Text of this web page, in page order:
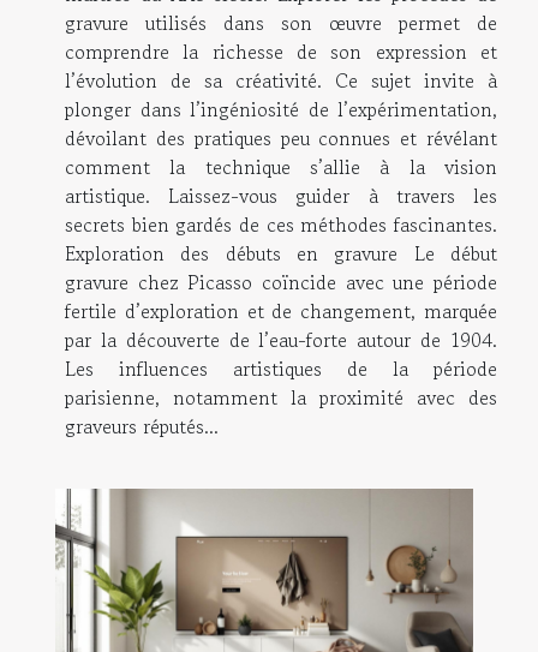
gravure utilisés dans son œuvre permet de
comprendre la richesse de son expression et
l’évolution de sa créativité. Ce sujet invite à
plonger dans l’ingéniosité de l’expérimentation,
dévoilant des pratiques peu connues et révélant
comment la technique s’allie à la vision
artistique. Laissez-vous guider à travers les
secrets bien gardés de ces méthodes fascinantes.
Exploration des débuts en gravure Le début
gravure chez Picasso coïncide avec une période
fertile d’exploration et de changement, marquée
par la découverte de l’eau-forte autour de 1904.
Les influences artistiques de la période
parisienne, notamment la proximité avec des
graveurs réputés...